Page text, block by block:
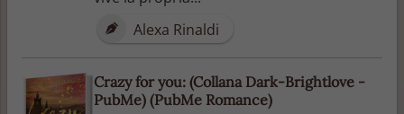
Alexa Rinaldi
Crazy for you: (Collana Dark-Brightlove -
PubMe) (PubMe Romance)